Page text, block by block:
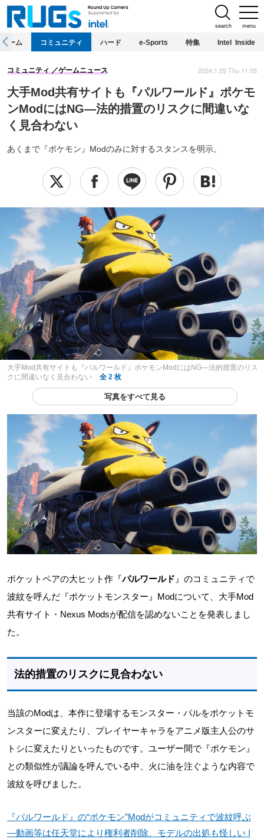
menu
search
ホーム コミュニティ ハード e-Sports 特集 Intel Inside
大手Mod共有サイトも『パルワールド』ポケモ
ンModにはNG―法的措置のリスクに間違いな
く見合わない
あくまで『ポケモン』Modのみに対するスタンスを明示。
コミュニティ ゲームニュース 2024.1.25 Thu 11:05
大手Mod共有サイトも『パルワールド』ポケモンModにはNG―法的措置のリス
クに間違いなく見合わない
全 2 枚
写真をすべて見る
ポケットペアの大ヒット作『パルワールド 』のコミュニティで
波紋を呼んだ『ポケットモンスター』Modについて、大手Mod
共有サイト・Nexus Modsが配信を認めないことを発表しまし
た。
法的措置のリスクに見合わない
当該のModは、本作に登場するモンスター・パルをポケットモ
ンスターに変えたり、プレイヤーキャラをアニメ版主人公のサ
トシに変えたりといったものです。ユーザー間で『ポケモン』
との類似性が議論を呼んでいる中、火に油を注ぐような内容で
波紋を呼びました。
『パルワールド』の“ポケモン”Modがコミュニティで波紋呼ぶ
―動画等は任天堂により権利者削除、モデルの出処も怪しい |